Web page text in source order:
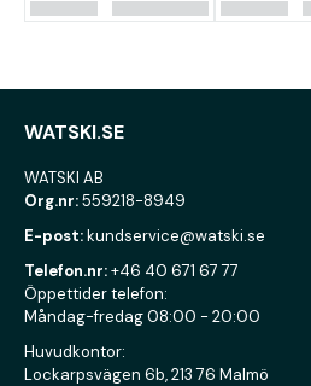
WATSKI.SE
WATSKI AB
Org.nr:559218-8949
E-post:kundservice@watski.se
Telefon.nr:+46 40 671 67 77
Öppettider telefon:
Måndag-fredag 08:00 - 20:00
Huvudkontor:
Lockarpsvägen 6b, 213 76 Malmö